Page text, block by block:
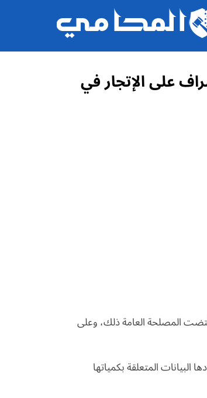
1979 في شأن الإشراف على الإتجار في
اقتضت المصلحة العامة ذلك، وعلى
البيانات المتعلقة بكمياتها